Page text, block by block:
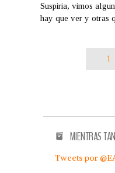
Suspiria, vimos
hay que ver y otras
1
MIENTRAS
Tweets por